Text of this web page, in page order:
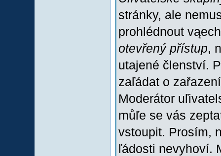
stránky, ale
prohlédnout
otevřený přístup,
utajené členství.
zaľádat o
Moderátor
můľe se vás
vstoupit. Prosím,
ľádosti nevyhoví.